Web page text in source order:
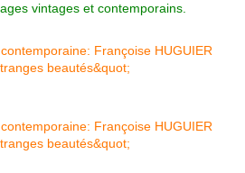
vintages et contemporains.